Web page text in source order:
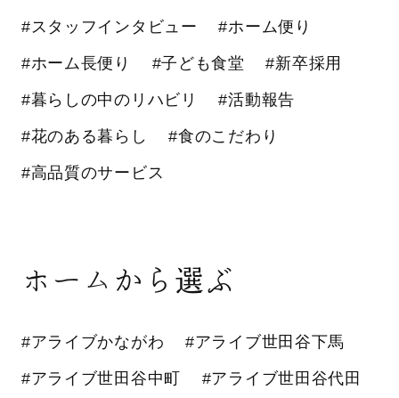
#スタッフインタビュー #ホーム便り
#ホーム長便り #子ども食堂 #新卒採用
#暮らしの中のリハビリ #活動報告
#花のある暮らし #食のこだわり
#高品質のサービス
ホームから選ぶ
#アライブかながわ #アライブ世田谷下馬
#アライブ世田谷中町 #アライブ世田谷代田